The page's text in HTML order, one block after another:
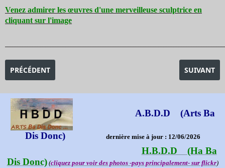
Venez admirer les œuvres d'une merveilleuse sculptrice en
cliquant sur l'image
ARTICLE PRÉCÉDENT : EXPOSITION FERNANDE OLIVIER ET
PRÉCÉDENT ARTICLE
SUIVANT
A.B.D.D (Arts Ba
Dis Donc) dernière mise à jour : 12/06/2026
H.B.D.D (Ha Ba
Dis Donc)(cliquez pour voir des photos -pays principalement- sur flickr)